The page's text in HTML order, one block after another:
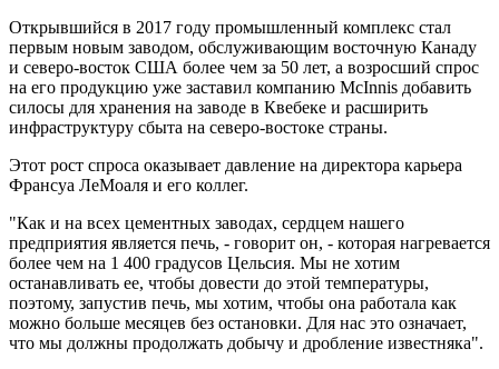
Открывшийся в 2017 году промышленный комплекс стал
первым новым заводом, обслуживающим восточную Канаду
и северо-восток США более чем за 50 лет, а возросший спрос
на его продукцию уже заставил компанию McInnis добавить
силосы для хранения на заводе в Квебеке и расширить
инфраструктуру сбыта на северо-востоке страны.
Этот рост спроса оказывает давление на директора карьера
Франсуа ЛеМоаля и его коллег.
"Как и на всех цементных заводах, сердцем нашего
предприятия является печь, - говорит он, - которая нагревается
более чем на 1 400 градусов Цельсия. Мы не хотим
останавливать ее, чтобы довести до этой температуры,
поэтому, запустив печь, мы хотим, чтобы она работала как
можно больше месяцев без остановки. Для нас это означает,
что мы должны продолжать добычу и дробление известняка".